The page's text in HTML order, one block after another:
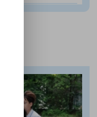
學位取錄名單
董選舉(2024-2026)投